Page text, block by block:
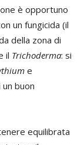
è opportuno
un fungicida (il
della zona di
il Trichoderma: si
e
buon
equilibrata